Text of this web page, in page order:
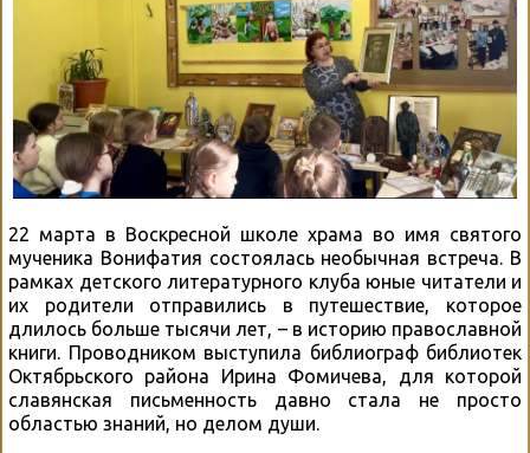
22 марта в Воскресной школе храма во имя святого
мученика Вонифатия состоялась необычная встреча. В
рамках детского литературного клуба юные читатели и
их родители отправились в путешествие, которое
длилось больше тысячи лет, – в историю православной
книги. Проводником выступила библиограф библиотек
Октябрьского района Ирина Фомичева, для которой
славянская письменность давно стала не просто
областью знаний, но делом души.